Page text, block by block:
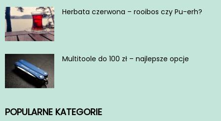
Herbata czerwona – rooibos czy Pu-erh?
Multitoole do 100 zł – najlepsze opcje
POPULARNE KATEGORIE